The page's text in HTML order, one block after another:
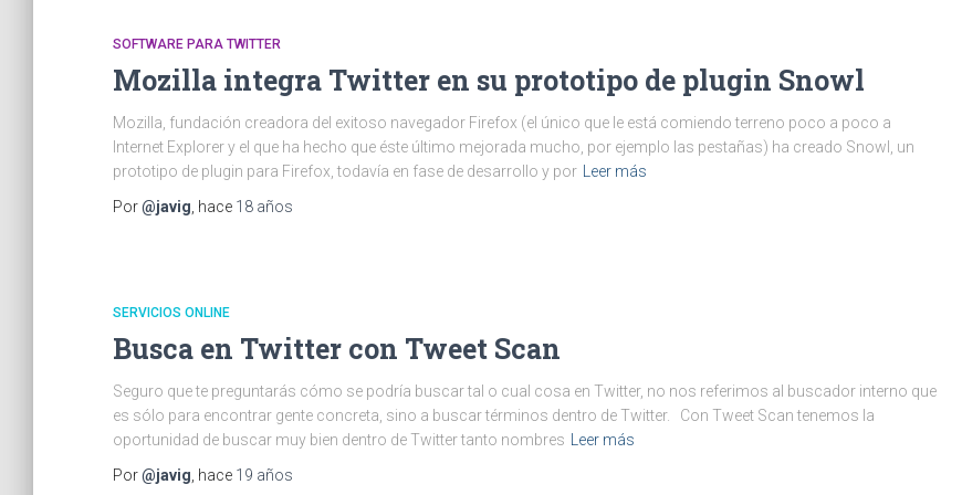
SOFTWARE PARA TWITTER
Mozilla integra Twitter en su prototipo de plugin Snowl
Mozilla, fundación creadora del exitoso navegador Firefox (el único que le está comiendo terreno poco a poco a
Internet Explorer y el que ha hecho que éste último mejorada mucho, por ejemplo las pestañas) ha creado Snowl, un
prototipo de plugin para Firefox, todavía en fase de desarrollo y por
Leer más
Por@javig , hace 18 años
SERVICIOS ONLINE
Busca en Twitter con Tweet Scan
Seguro que te preguntarás cómo se podría buscar tal o cual cosa en Twitter, no nos referimos al buscador interno que
es sólo para encontrar gente concreta, sino a buscar términos dentro de Twitter. Con Tweet Scan tenemos la
oportunidad de buscar muy bien dentro de Twitter tanto nombres
Leer más
Por@javig , hace 19 años